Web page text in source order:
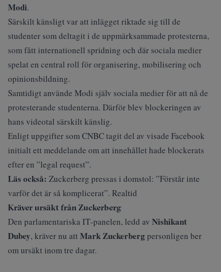
Modi.
Särskilt känsligt var att inlägget riktade sig till de
studenter som deltagit i de uppmärksammade protesterna,
som fått internationell spridning och där sociala medier
spelat en central roll för organisering, mobilisering och
opinionsbildning.
Samtidigt använde Modi själv sociala medier för att nå de
protesterande studenterna. Därför blev blockeringen av
hans videotal särskilt känslig.
Enligt uppgifter somCNBCtagit del av visade Facebook
initialt ett meddelande om att innehållet hade blockerats
efter en ”legal request”.
Läs också: Zuckerberg pressas i domstol: ”Förstår inte
varför det är så komplicerat”. Realtid
Kräver ursäkt från Zuckerberg
Den parlamentariska IT‑panelen, ledd av Nishikant
Dubey, kräver nu att Mark Zuckerberg personligen ber
om ursäkt inom tre dagar.